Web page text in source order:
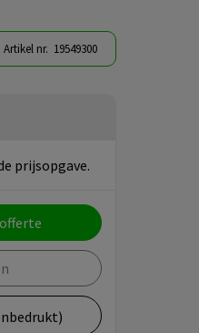
Artikel nr. 19549300
prijsopgave.